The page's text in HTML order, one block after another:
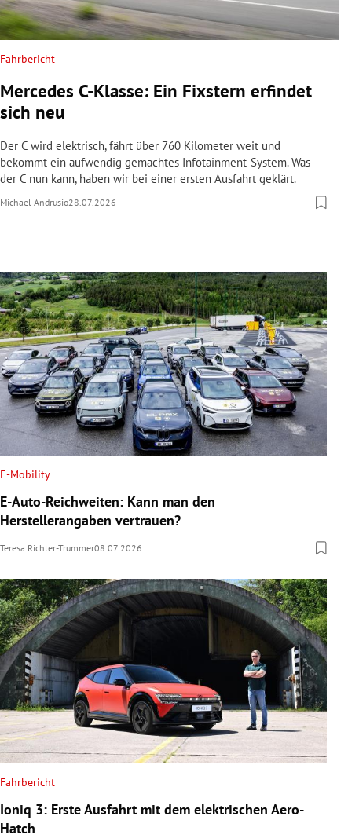
Untermenü
Untermenü
Untermenü
Untermenü
Untermenü
Untermenü
Untermenü
Fahrbericht
Mercedes C-Klasse: Ein Fixstern erfindet
sich neu
Der C wird elektrisch, fährt über 760 Kilometer weit und
bekommt ein aufwendig gemachtes Infotainment-System. Was
der C nun kann, haben wir bei einer ersten Ausfahrt geklärt.
Michael Andrusio28.07.2026
E-Mobility
E-Auto-Reichweiten: Kann man den
Herstellerangaben vertrauen?
Teresa Richter-Trummer08.07.2026
Fahrbericht
Ioniq 3: Erste Ausfahrt mit dem elektrischen Aero-
Hatch